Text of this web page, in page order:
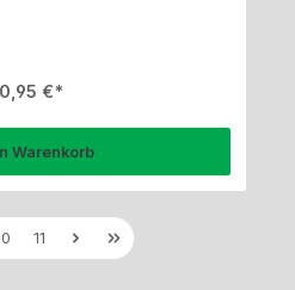
Preis:
€
Warenkorb
Seite
11